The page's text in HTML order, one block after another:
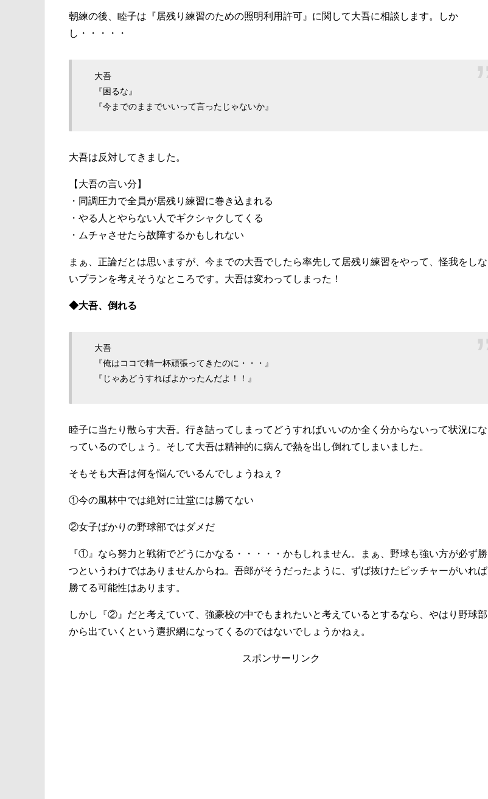
朝練の後、睦子は『居残り練習のための照明利用許可』に関して大吾に相談します。しか
し・・・・・
大吾
『困るな』
『今までのままでいいって言ったじゃないか』
大吾は反対してきました。
【大吾の言い分】
・同調圧力で全員が居残り練習に巻き込まれる
・やる人とやらない人でギクシャクしてくる
・ムチャさせたら故障するかもしれない
まぁ、正論だとは思いますが、今までの大吾でしたら率先して居残り練習をやって、怪我をしな
いプランを考えそうなところです。大吾は変わってしまった！
◆大吾、倒れる
大吾
『俺はココで精一杯頑張ってきたのに・・・』
『じゃあどうすればよかったんだよ！！』
睦子に当たり散らす大吾。行き詰ってしまってどうすればいいのか全く分からないって状況にな
っているのでしょう。そして大吾は精神的に病んで熱を出し倒れてしまいました。
そもそも大吾は何を悩んでいるんでしょうねぇ？
①今の風林中では絶対に辻堂には勝てない
②女子ばかりの野球部ではダメだ
『①』なら努力と戦術でどうにかなる・・・・・かもしれません。まぁ、野球も強い方が必ず勝
つというわけではありませんからね。吾郎がそうだったように、ずば抜けたピッチャーがいれば
勝てる可能性はあります。
しかし『②』だと考えていて、強豪校の中でもまれたいと考えているとするなら、やはり野球部
から出ていくという選択網になってくるのではないでしょうかねぇ。
スポンサーリンク